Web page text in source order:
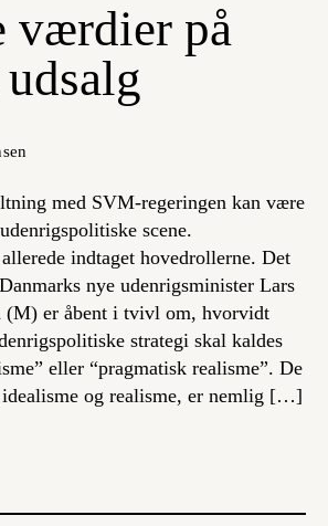
værdier på
med SVM-regeringen kan være
scene.
indtaget hovedrollerne. Det
nye udenrigsminister Lars
(M) er åbent i tvivl om, hvorvidt
strategi skal kaldes
eller “pragmatisk realisme”. De
idealisme og realisme, er nemlig […]